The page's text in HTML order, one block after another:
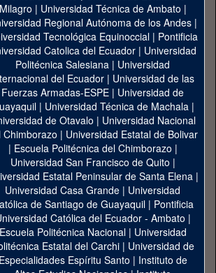
Milagro | Universidad Técnica de Ambato |
Regional Autónoma de los Andes|
Tecnológica Equinoccial| Pontificia
Catolica del Ecuador | Universidad
Politécnica Salesiana | Universidad
del Ecuador | Universidad de las
Fuerzas Armadas-ESPE | Universidad de
| Universidad Técnica de Machala|
de Otavalo | Universidad Nacional
Chimborazo | Universidad Estatal de Bolivar
| Escuela Politécnica del Chimborazo |
Universidad San Francisco de Quito |
Estatal Peninsular de Santa Elena|
Universidad Casa Grande | Universidad
de Santiago de Guayaquil| Pontificia
Católica del Ecuador - Ambato |
Escuela Politécnica Nacional| Universidad
Estatal del Carchi| Universidad de
Especialidades Espíritu Santo | Instituto de